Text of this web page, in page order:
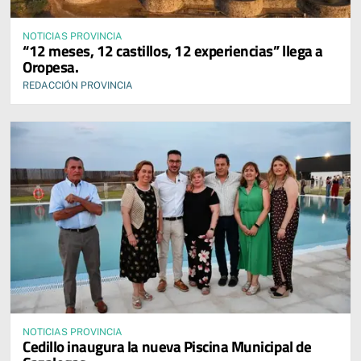
NOTICIAS PROVINCIA
“12 meses, 12 castillos, 12 experiencias” llega a
Oropesa.
REDACCIÓN PROVINCIA
NOTICIAS PROVINCIA
Cedillo inaugura la nueva Piscina Municipal de